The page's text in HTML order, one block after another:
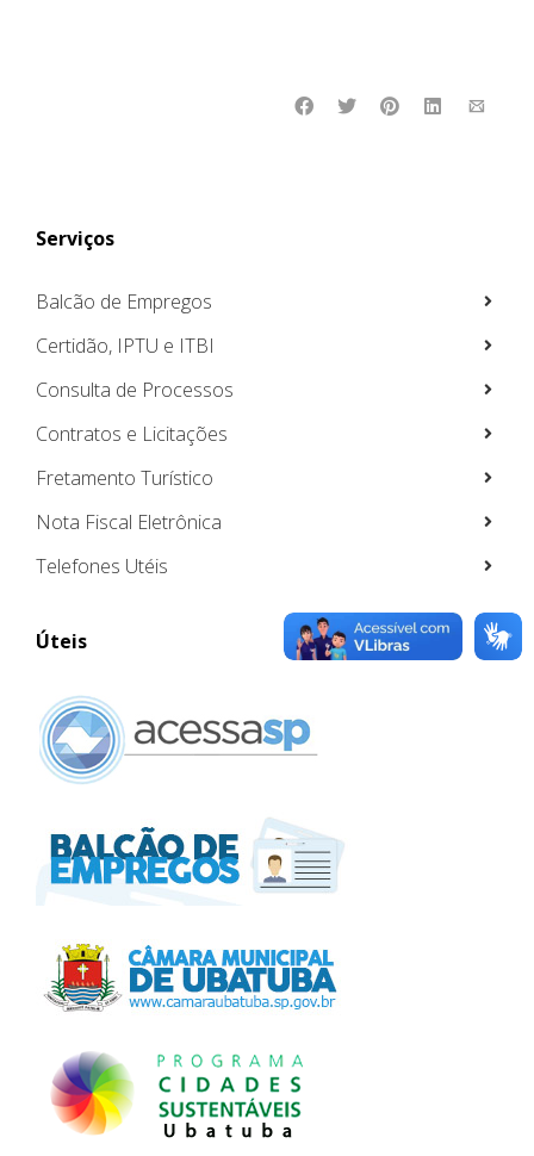
Serviços
Balcão de Empregos
Certidão, IPTU e ITBI
Consulta de Processos
Contratos e Licitações
Fretamento Turístico
Nota Fiscal Eletrônica
Telefones Utéis
Úteis